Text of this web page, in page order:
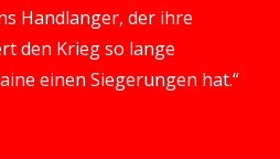
Handlanger, der ihre
den Krieg so lange
einen Siegerungen hat.“